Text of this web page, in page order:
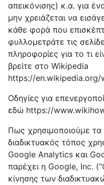
απεικόνισης) κ.α. για
μην χρειάζεται να
κάθε φορά που
φυλλομετράτε τις
πληροφορίες για το τι
βρείτε στο Wikipedia
https://en.wikipedia.org/
Οδηγίες για
εδώ https://
Πως χρησιμοποιούμε
διαδικτυακός τόπος
Google Analytics και
παρέχει η Google, Inc.
κίνησης των